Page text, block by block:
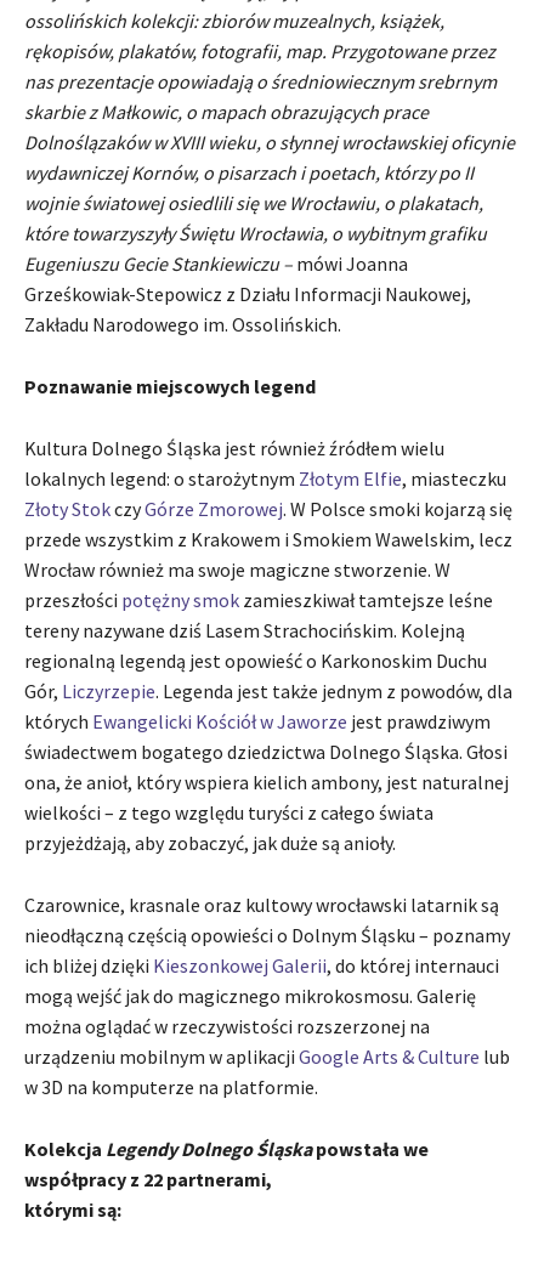
ossolińskich kolekcji: zbiorów muzealnych, książek,
rękopisów, plakatów, fotografii, map. Przygotowane przez
nas prezentacje opowiadają o średniowiecznym srebrnym
skarbie z Małkowic, o mapach obrazujących prace
Dolnoślązaków w XVIII wieku, o słynnej wrocławskiej oficynie
wydawniczej Kornów, o pisarzach i poetach, którzy po II
wojnie światowej osiedlili się we Wrocławiu, o plakatach,
które towarzyszyły Świętu Wrocławia, o wybitnym grafiku
Eugeniuszu Gecie Stankiewiczu – mówi Joanna
Grześkowiak-Stepowicz z Działu Informacji Naukowej,
Zakładu Narodowego im. Ossolińskich.
Poznawanie miejscowych legend
Kultura Dolnego Śląska jest również źródłem wielu
lokalnych legend: o starożytnym Złotym Elfie, miasteczku
Złoty StokczyGórze Zmorowej. W Polsce smoki kojarzą się
przede wszystkim z Krakowem i Smokiem Wawelskim, lecz
Wrocław również ma swoje magiczne stworzenie. W
przeszłości potężny smok zamieszkiwał tamtejsze leśne
tereny nazywane dziś Lasem Strachocińskim. Kolejną
regionalną legendą jest opowieść o Karkonoskim Duchu
Gór, Liczyrzepie. Legenda jest także jednym z powodów, dla
których Ewangelicki Kościół w Jaworze jest prawdziwym
świadectwem bogatego dziedzictwa Dolnego Śląska. Głosi
ona, że anioł, który wspiera kielich ambony, jest naturalnej
wielkości – z tego względu turyści z całego świata
przyjeżdżają, aby zobaczyć, jak duże są anioły.
Czarownice, krasnale oraz kultowy wrocławski latarnik są
nieodłączną częścią opowieści o Dolnym Śląsku – poznamy
ich bliżej dzięki Kieszonkowej Galerii, do której internauci
mogą wejść jak do magicznego mikrokosmosu. Galerię
można oglądać w rzeczywistości rozszerzonej na
urządzeniu mobilnym w aplikacji Google Arts & Culture lub
w 3D na komputerze na platformie.
Kolekcja Legendy Dolnego Śląskapowstała we
współpracy z 22 partnerami,
którymi są: